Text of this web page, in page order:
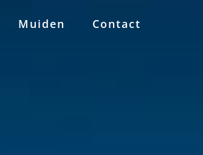
Muiden Contact